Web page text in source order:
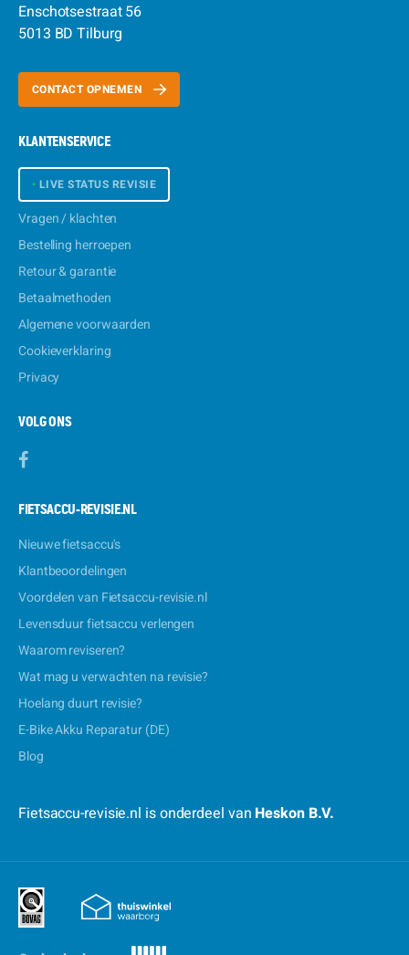
Enschotsestraat 56
5013 BD Tilburg
CONTACT OPNEMEN
KLANTENSERVICE
• LIVE STATUS REVISIE
Vragen / klachten
Bestelling herroepen
Retour & garantie
Betaalmethoden
Algemene voorwaarden
Cookieverklaring
Privacy
VOLG ONS
FIETSACCU-REVISIE.NL
Nieuwe fietsaccu's
Klantbeoordelingen
Voordelen van Fietsaccu-revisie.nl
Levensduur fietsaccu verlengen
Waarom reviseren?
Wat mag u verwachten na revisie?
Hoelang duurt revisie?
E-Bike Akku Reparatur (DE)
Blog
Fietsaccu-revisie.nl is onderdeel van Heskon B.V.